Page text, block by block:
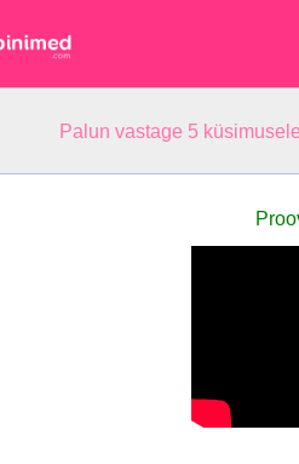
Palun vastage 5